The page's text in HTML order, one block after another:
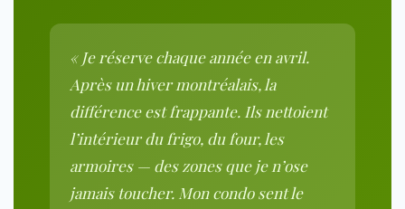
« Je réserve chaque année en avril.
Après un hiver montréalais, la
différence est frappante. Ils nettoient
l’intérieur du frigo, du four, les
armoires — des zones que je n’ose
jamais toucher. Mon condo sent le